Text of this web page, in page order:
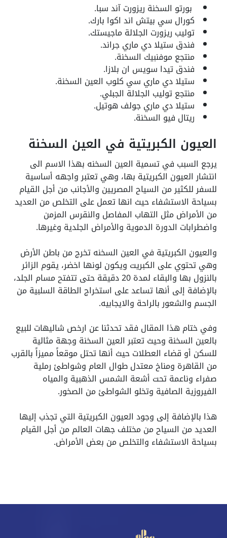
بورتو السخنة ريزورت آند سبا.
كورال سي بيتش اند اكوا بارك.
توليب ريزورت الجلالة ماجيستك.
فندق ستيلا دي ماري جراند.
منتجع موفنبيك السخنة.
فندق تيدا سويس ان بلازا.
ستيلا دي ماري سي كلوب العين السخنة.
منتجع توليب الجلالة الجبلي.
ستيلا دي ماري جولف هوتيل.
ريتال فيو السخنة.
العيون الكبريتية في العين السخنة
يرجع السبب في تسمية العين السخنه بهذا الاسم الى
انتشار العيون الكبريتية بها، وهي تعتبر واجهه أساسية
للسفر للكثير من السياح المصريين والأجانب من أجل القيام
بسياحة الاستشفاء حيث انها تعمل على التخلص من العديد
من الأمراض مثل التهاب المفاصل والنقرس المزمن
واضطرابات الدورة الدموية والأمراض الجلدية وغيرها.
والعيون الكبريتية في العين السخنه تخرج من باطن الأرض
وهي تحتوي على الكبريت ويكون لونها اخضر، يقوم الزائر
بالنزول بها والبقاء لمدة 20 دقيقة حتى تتفتح مسام الجلد،
بالإضافة إلى أنها تساعد على استخراج الطاقة السلبية من
الجسم والشعور بالراحة والايجابيه.
وفي ختام هذا المقال فقد تحدثنا عن ارخص شاليهات للبيع
بالعين السخنة وحيث تعتبر العين السخنة وجهة مثالية
للسكن أو قضاء العطلات حيث أنها تحتل موقعاً مميزاً بالقرب
من القاهرة ومناخ معتدل طوال العام وشواطئ رملية
صفراء وناعمة تحت أشعة الشمس الذهبية والمياه
الفيروزية الصافية وتخلو الشواطئ من الصخور.
هذا بالإضافة إلى وجود العيون الكبريتية التي تجذب إليها
العديد من السياح من مختلف جهات العالم من أجل القيام
بسياحة الاستشفاء والتخلص من بعض الأمراض.